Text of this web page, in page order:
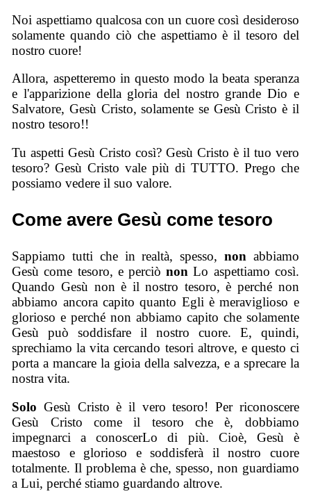
Noi aspettiamo qualcosa con un cuore così desideroso
solamente quando ciò che aspettiamo è il tesoro del
nostro cuore!
Allora, aspetteremo in questo modo la beata speranza
e l'apparizione della gloria del nostro grande Dio e
Salvatore, Gesù Cristo, solamente se Gesù Cristo è il
nostro tesoro!!
Tu aspetti Gesù Cristo così? Gesù Cristo è il tuo vero
tesoro? Gesù Cristo vale più di TUTTO. Prego che
possiamo vedere il suo valore.
Come avere Gesù come tesoro
Sappiamo tutti che in realtà, spesso, nonabbiamo
Gesù come tesoro, e perciònonLo aspettiamo così.
Quando Gesù non è il nostro tesoro, è perché non
abbiamo ancora capito quanto Egli è meraviglioso e
glorioso e perché non abbiamo capito che solamente
Gesù può soddisfare il nostro cuore. E, quindi,
sprechiamo la vita cercando tesori altrove, e questo ci
porta a mancare la gioia della salvezza, e a sprecare la
nostra vita.
Solo Gesù Cristo è il vero tesoro! Per riconoscere
Gesù Cristo come il tesoro che è, dobbiamo
impegnarci a conoscerLo di più. Cioè, Gesù è
maestoso e glorioso e soddisferà il nostro cuore
totalmente. Il problema è che, spesso, non guardiamo
a Lui, perché stiamo guardando altrove.